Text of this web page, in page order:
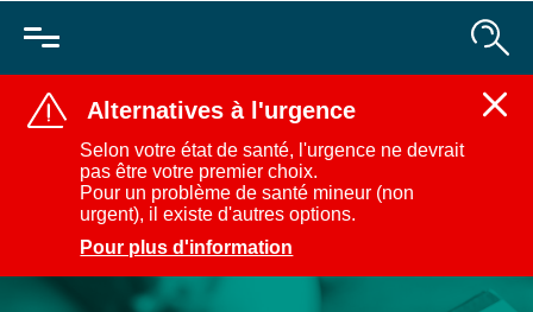
Alternatives à l'urgence
Selon votre état de santé, l'urgence ne devrait
pas être votre premier choix.
Pour un problème de santé mineur (non
urgent), il existe d'autres options.
Pour plus d'information